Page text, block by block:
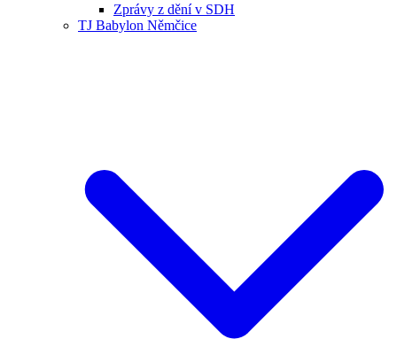
Zprávy z dění v SDH
TJ Babylon Němčice